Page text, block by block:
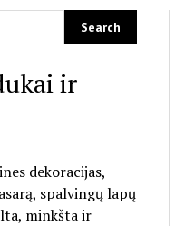
ir
dekoracijas,
spalvingų lapų
minkšta ir